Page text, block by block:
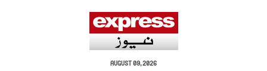
AUGUST 09, 2026